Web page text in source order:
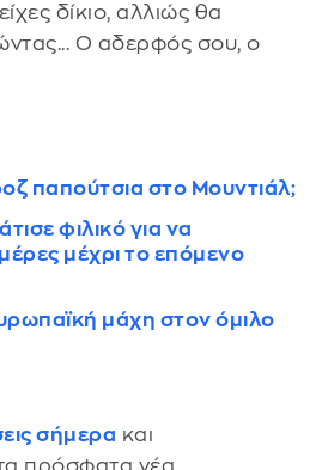
δίκιο, αλλιώς θα
Ο αδερφός σου, ο
παπούτσια στο Μουντιάλ;
φιλικό για να
μέχρι το επόμενο
μάχη στον όμιλο
σήμερα και